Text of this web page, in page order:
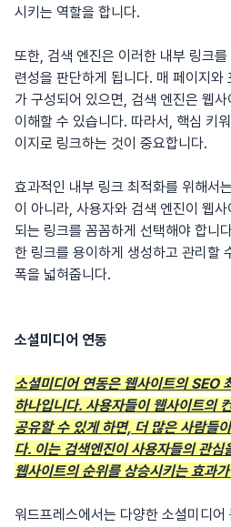
시키는 역할을 합니다.
또한, 검색 엔진은 이러한 내부 링크
련성을 판단하게 됩니다. 매 페이지와
가 구성되어 있으면, 검색 엔진은 웹
이해할 수 있습니다. 따라서, 핵심 키
이지로 링크하는 것이 중요합니다.
효과적인 내부 링크 최적화를 위해서
이 아니라, 사용자와 검색 엔진이 웹사
되는 링크를 꼼꼼하게 선택해야 합니
한 링크를 용이하게 생성하고 관리할
폭을 넓혀줍니다.
소셜미디어 연동
소셜미디어 연동은 웹사이트의 SEO
하나입니다. 사용자들이 웹사이트의
공유할 수 있게 하면, 더 많은 사람들
다. 이는 검색엔진이 사용자들의 관심
웹사이트의 순위를 상승시키는 효과
워드프레스에서는 다양한 소셜미디